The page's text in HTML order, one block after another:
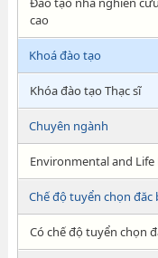
cao
Khoá đào tạo
Khóa đào tạo Thạc sĩ
Chuyên ngành
Environmental and Life
Chế độ tuyển chọn
Có chế độ tuyển chọn